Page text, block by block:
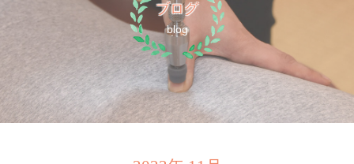
ブログ
blog
お知らせ